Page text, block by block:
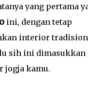
yang pertama
ini, dengan tetap
interior
sih ini dimasukkan
jogja kamu.